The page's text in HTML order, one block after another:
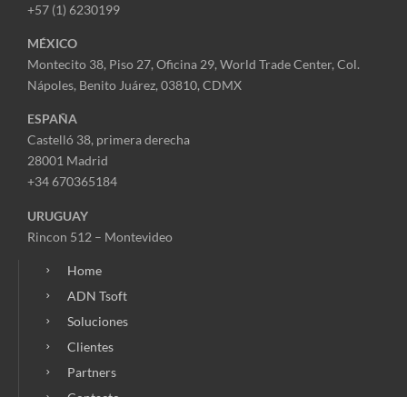
+57 (1) 6230199
MÉXICO
Montecito 38, Piso 27, Oficina 29, World Trade Center, Col.
Nápoles, Benito Juárez, 03810, CDMX
ESPAÑA
Castelló 38, primera derecha
28001 Madrid
+34 670365184
URUGUAY
Rincon 512 – Montevideo
Home
ADN Tsoft
Soluciones
Clientes
Partners